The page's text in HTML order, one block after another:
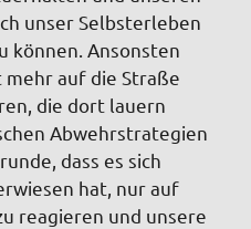
unser Selbsterleben
können. Ansonsten
auf die Straße
die dort lauern
Abwehrstrategien
dass es sich
hat, nur auf
reagieren und unsere